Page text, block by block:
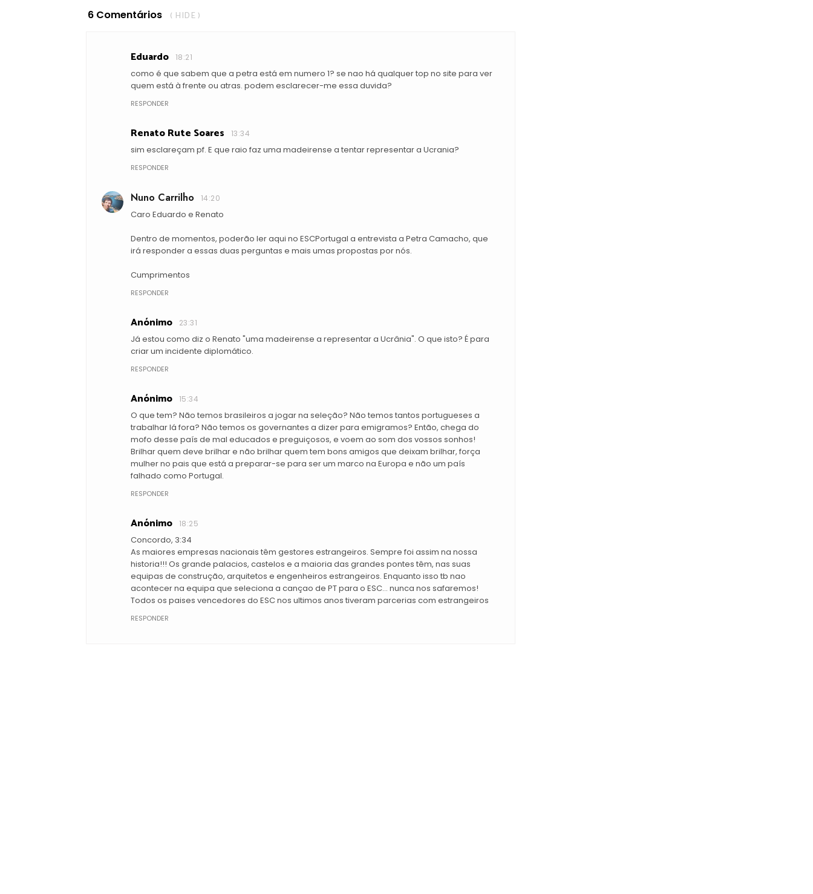
6 Comentários ( HIDE )
Eduardo 18:21
como é que sabem que a petra está em numero 1? se nao há qualquer top no site para ver
quem está à frente ou atras. podem esclarecer-me essa duvida?
RESPONDER
Renato Rute Soares 13:34
sim esclareçam pf. E que raio faz uma madeirense a tentar representar a Ucrania?
RESPONDER
Nuno Carrilho 14:20
Caro Eduardo e Renato
Dentro de momentos, poderão ler aqui no ESCPortugal a entrevista a Petra Camacho, que
irá responder a essas duas perguntas e mais umas propostas por nós.
Cumprimentos
RESPONDER
Anónimo 23:31
Já estou como diz o Renato "uma madeirense a representar a Ucrânia". O que isto? É para
criar um incidente diplomático.
RESPONDER
Anónimo 15:34
O que tem? Não temos brasileiros a jogar na seleção? Não temos tantos portugueses a
trabalhar lá fora? Não temos os governantes a dizer para emigramos? Então, chega do
mofo desse país de mal educados e preguiçosos, e voem ao som dos vossos sonhos!
Brilhar quem deve brilhar e não brilhar quem tem bons amigos que deixam brilhar, força
mulher no pais que está a preparar-se para ser um marco na Europa e não um país
falhado como Portugal.
RESPONDER
Anónimo 18:25
Concordo, 3:34
As maiores empresas nacionais têm gestores estrangeiros. Sempre foi assim na nossa
historia!!! Os grande palacios, castelos e a maioria das grandes pontes têm, nas suas
equipas de construção, arquitetos e engenheiros estrangeiros. Enquanto isso tb nao
acontecer na equipa que seleciona a cançao de PT para o ESC... nunca nos safaremos!
Todos os paises vencedores do ESC nos ultimos anos tiveram parcerias com estrangeiros
RESPONDER